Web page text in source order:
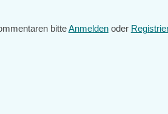
bitteAnmeldenoder